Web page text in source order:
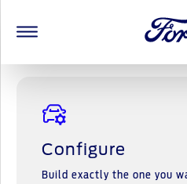
Configure
Build exactly the one you